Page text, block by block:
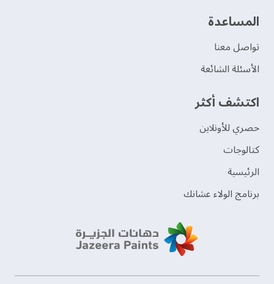
‫المساعدة‬
تواصل معنا
الأسئلة الشائعة
اكتشف أكثر
حصري للأونلاين
‫كتالوجات‬
الرئيسية
برنامج الولاء عشانك